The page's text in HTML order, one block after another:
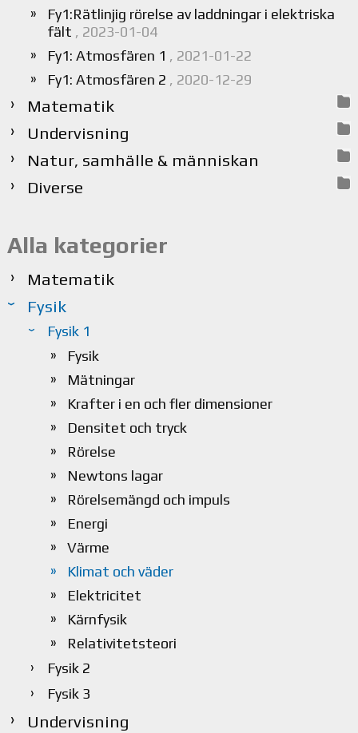
Fy1:Rätlinjig rörelse av laddningar i elektriska
fält , 2023-01-04
Fy1: Atmosfären 1 , 2021-01-22
Fy1: Atmosfären 2 , 2020-12-29
Matematik
Undervisning
Natur, samhälle & människan
Diverse
Alla kategorier
Matematik
Fysik
Fysik 1
Fysik
Mätningar
Krafter i en och fler dimensioner
Densitet och tryck
Rörelse
Newtons lagar
Rörelsemängd och impuls
Energi
Värme
Klimat och väder
Elektricitet
Kärnfysik
Relativitetsteori
Fysik 2
Fysik 3
Undervisning